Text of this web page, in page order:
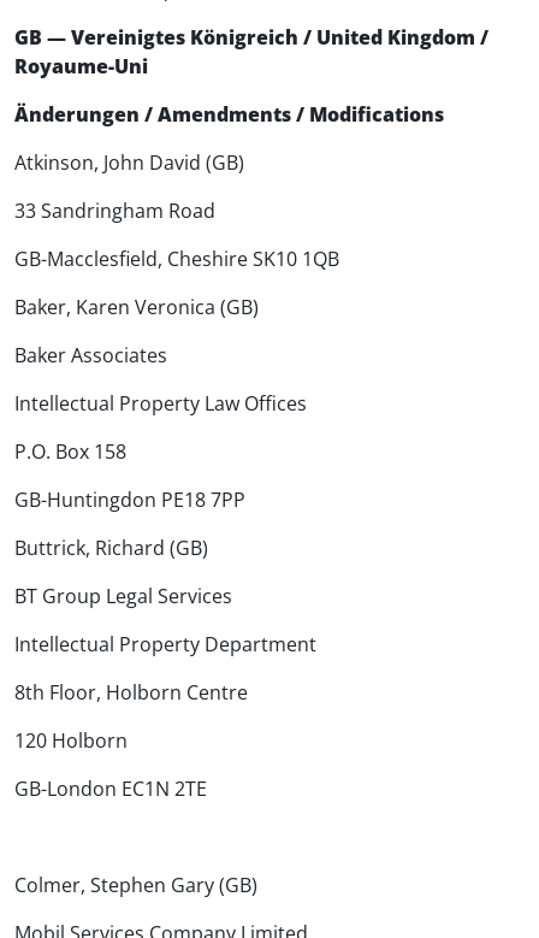
GB — Vereinigtes Königreich / United Kingdom /
Royaume-Uni
Änderungen / Amendments / Modifications
Atkinson, John David (GB)
33 Sandringham Road
GB-Macclesfield, Cheshire SK10 1QB
Baker, Karen Veronica (GB)
Baker Associates
Intellectual Property Law Offices
P.O. Box 158
GB-Huntingdon PE18 7PP
Buttrick, Richard (GB)
BT Group Legal Services
Intellectual Property Department
8th Floor, Holborn Centre
120 Holborn
GB-London EC1N 2TE
Colmer, Stephen Gary (GB)